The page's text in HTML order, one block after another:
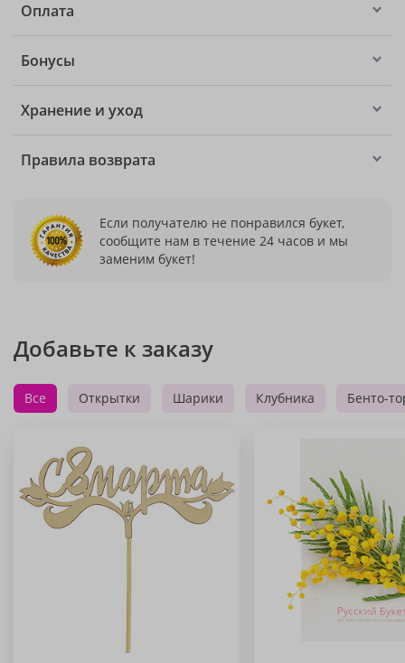
Оплата
Бонусы
Хранение и уход
Правила возврата
Если получателю не понравился букет,
сообщите нам в течение 24 часов и мы
заменим букет!
Добавьте к заказу
Все Открытки Шарики Клубника Бенто-